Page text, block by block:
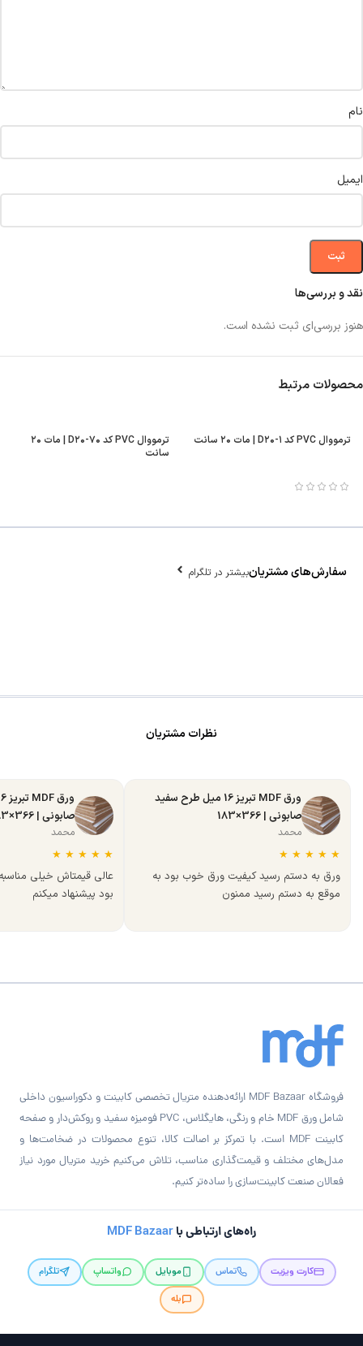
نقد و بررسی‌ها
هنوز بررسی‌ای ثبت نشده است.
نام
ایمیل
محصولات مرتبط
ترمووال PVC کد D۲۰-۱ | مات ۲۰ سانت
ترمووال PVC کد D۲۰-۷۰ | مات ۲۰
سانت
سفارش‌های مشتریانبیشتر در تلگرام
نظرات مشتریان
ورق MDF تبریز 16 میل طرح سفید
صابونی | 366×183
محمد
★
★
★
★
★
ورق به دستم رسید کیفیت ورق خوب بود به
موقع به دستم رسید ممنون
صابونی | 366×183
محمد
★
★
★
★
★
عالی قیمتاش خیلی
بود پیشنهاد میکنم
فروشگاه MDF Bazaar ارائه‌دهنده متریال تخصصی کابینت و دکوراسیون داخلی
شامل ورق MDF خام و رنگی، هایگلاس، PVC فومیزه سفید و روکش‌دار و صفحه
کابینت MDF است. با تمرکز بر اصالت کالا، تنوع محصولات در ضخامت‌ها و
مدل‌های مختلف و قیمت‌گذاری مناسب، تلاش می‌کنیم خرید متریال مورد نیاز
فعالان صنعت کابینت‌سازی را ساده‌تر کنیم.
راه‌های ارتباطی باMDF Bazaar
کارت ویزیت تماس موبایل واتساپ
تلگرام
بله